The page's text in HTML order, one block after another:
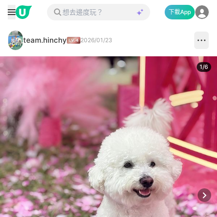
下載App
team.hinchy 2026/01/23
1/6